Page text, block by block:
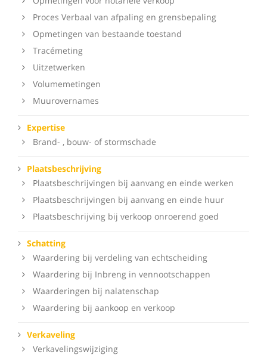
Proces Verbaal van afpaling en grensbepaling
Opmetingen van bestaande toestand
Tracémeting
Uitzetwerken
Volumemetingen
Muurovernames
Expertise
Brand- , bouw- of stormschade
Plaatsbeschrijving
Plaatsbeschrijvingen bij aanvang en einde werken
Plaatsbeschrijvingen bij aanvang en einde huur
Plaatsbeschrijving bij verkoop onroerend goed
Schatting
Waardering bij verdeling van echtscheiding
Waardering bij Inbreng in vennootschappen
Waarderingen bij nalatenschap
Waardering bij aankoop en verkoop
Verkaveling
Verkavelingswijziging